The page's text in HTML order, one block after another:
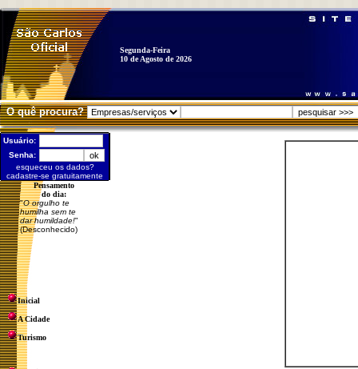
Segunda-Feira
10 de Agosto de 2026
O quê procura?
Usuário:
Senha:
esqueceu os dados?
cadastre-se gratuitamente
Pensamento
do dia:
"O orgulho te
humilha sem te
dar humildade!"
(Desconhecido)
Inicial
A Cidade
Turismo